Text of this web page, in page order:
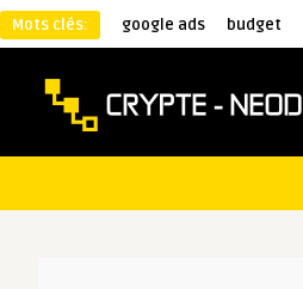
Mots clés: google ads budget